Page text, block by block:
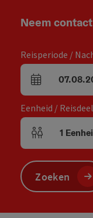
Neem
Reisperiode /
Velden voor
Eenheid /
Aantal 1
Zoeken